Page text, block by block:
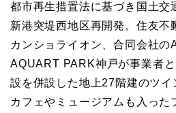
都市再生措置法に基づき国土交
新港突堤西地区再開発。住友不
カンショライオン、合同会社の
AQUART PARK神戸が事業者
設を併設した地上27階建のツ
カフェやミュージアムも入った